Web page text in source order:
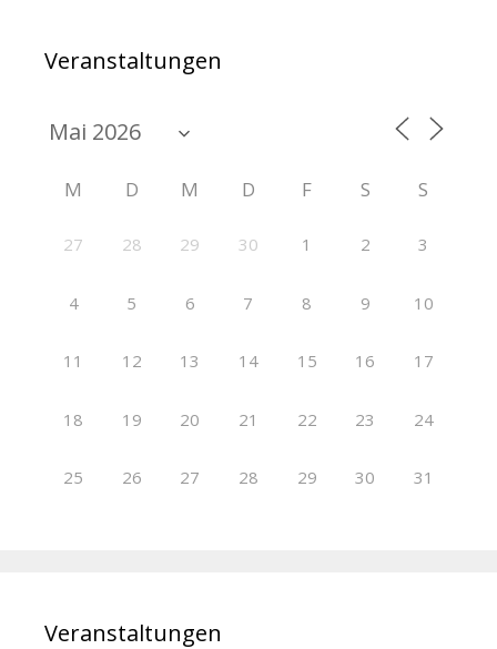
Veranstaltungen
M D M D F S S
27 28 29 30 1 2 3
4 5 6 7 8 9 10
11 12 13 14 15 16 17
18 19 20 21 22 23 24
25 26 27 28 29 30 31
Veranstaltungen